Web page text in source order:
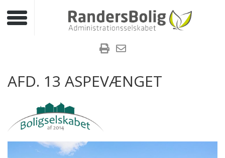
Toggle navigation
AFD. 13 ASPEVÆNGET